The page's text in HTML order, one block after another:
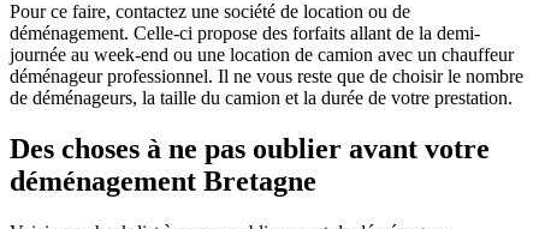
Pour ce faire, contactez une société de location ou de
déménagement. Celle-ci propose des forfaits allant de la demi-
journée au week-end ou une location de camion avec un chauffeur
déménageur professionnel. Il ne vous reste que de choisir le nombre
de déménageurs, la taille du camion et la durée de votre prestation.
Des choses à ne pas oublier avant votre
déménagement Bretagne